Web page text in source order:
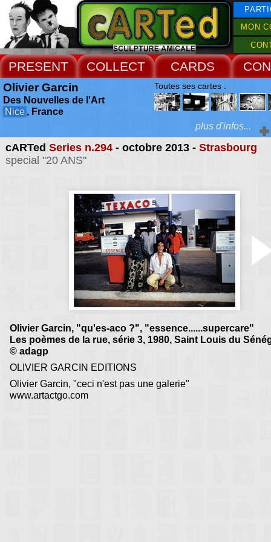
MON
PRESENT COLLECT CARDS
cARTed Series n.294- octobre 2013 - Strasbourg
special "20 ANS"
Olivier Garcin, "qu'es-aco ?", "essence......supercare"
Les poèmes de la rue, série 3, 1980, Saint Louis du
© adagp
OLIVIER GARCIN EDITIONS
Olivier Garcin, "ceci n'est pas une galerie"
www.artactgo.com
Olivier Garcin
Des Nouvelles de l'Art
Nice , France
Toutes ses cartes :
Extras :
•Saint Vincent sur Jabron 2014
plus d'infos...